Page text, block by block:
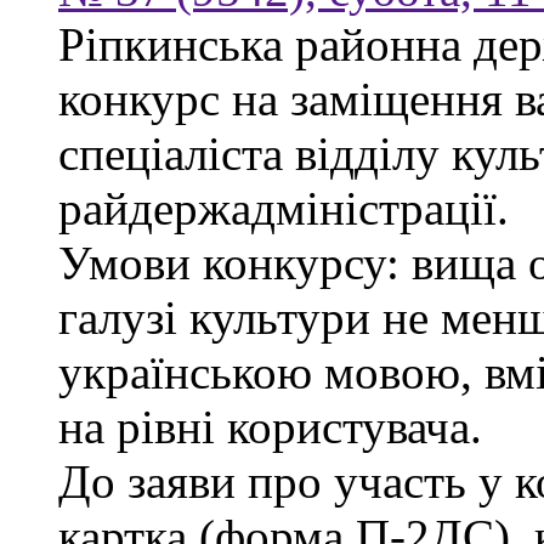
Ріпкинська районна
конкурс на заміщення
спеціаліста відділу
райдержадміністрації.
Умови конкурсу: вища
галузі культури не
українською мовою,
на рівні користувача.
До заяви про участь у